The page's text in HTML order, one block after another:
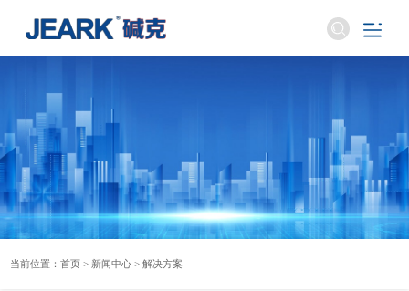
当前位置：首页 > 新闻中心 >解决方案